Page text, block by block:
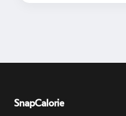
SnapCalorie